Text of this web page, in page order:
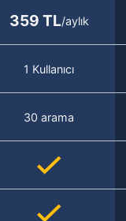
359 TL/aylık
1 Kullanıcı
30 arama